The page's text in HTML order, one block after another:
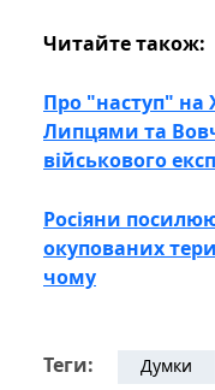
Читайте також:
Про "наступ" на
Липцями та
військового
Росіяни
окупованих
чому
Теги: Думки